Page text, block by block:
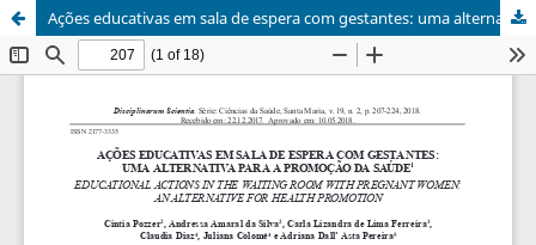
Ações educativas em sala de espera com gestantes: uma alternativa para a promoção da saúde